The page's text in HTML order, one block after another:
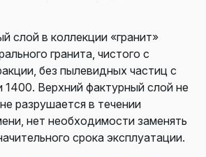
слой в коллекции «гранит»
гранита, чистого с
без пылевидных частиц с
1400. Верхний фактурный слой не
разрушается в течении
нет необходимости заменять
срока эксплуатации.